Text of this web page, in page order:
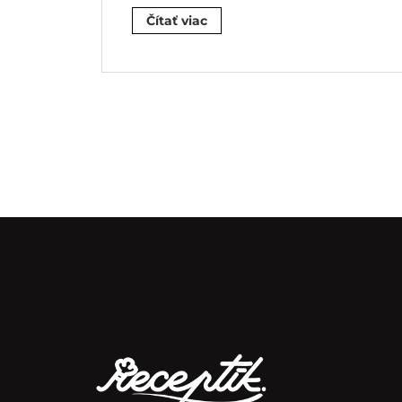
Čítať viac